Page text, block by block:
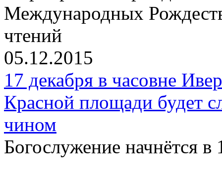
Международных
чтений
05.12.2015
17 декабря в часовне
Красной площади будет
чином
Богослужение начнётся в